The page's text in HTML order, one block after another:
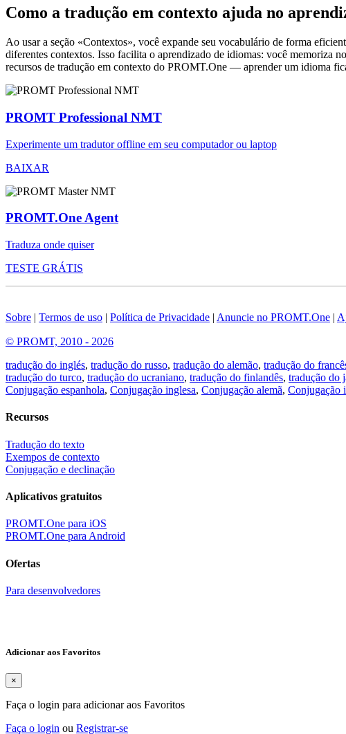
Como a tradução em contexto ajuda no
Ao usar a seção «Contextos», você expande seu vocabulário de forma
diferentes contextos. Isso facilita o aprendizado de idiomas: você memoriza
recursos de tradução em contexto do PROMT.One — aprender um idioma
PROMT Professional NMT
Experimente um tradutor offline em seu computador ou laptop
BAIXAR
PROMT.One Agent
Traduza onde quiser
TESTE GRÁTIS
Sobre | Termos de uso | Política de Privacidade | Anuncie no PROMT.One |
© PROMT, 2010 - 2026
tradução do inglés, tradução do russo, tradução do alemão, tradução do
tradução do turco, tradução do ucraniano, tradução do finlandês, tradução do
Conjugação espanhola, Conjugação inglesa, Conjugação alemã, Conjugação
Recursos
Tradução do texto
Exempos de contexto
Conjugação e declinação
Aplicativos gratuitos
PROMT.One para iOS
PROMT.One para Android
Ofertas
Para desenvolvedores
Adicionar aos Favoritos
×
Faça o login para adicionar aos Favoritos
Faça o login ou Registrar-se